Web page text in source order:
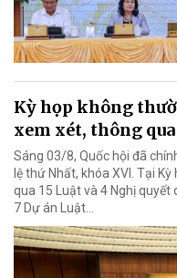
Kỳ họp không
xem xét, thông
Sáng 03/8, Quốc hội đã
lệ thứ Nhất, khóa XVI. Tại
qua 15 Luật và 4 Nghị quyết
7 Dự án Luật…